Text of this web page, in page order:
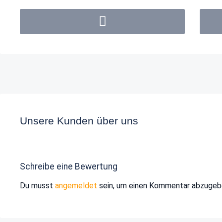
Unsere Kunden über uns
Schreibe eine Bewertung
Du musst angemeldet sein, um einen Kommentar